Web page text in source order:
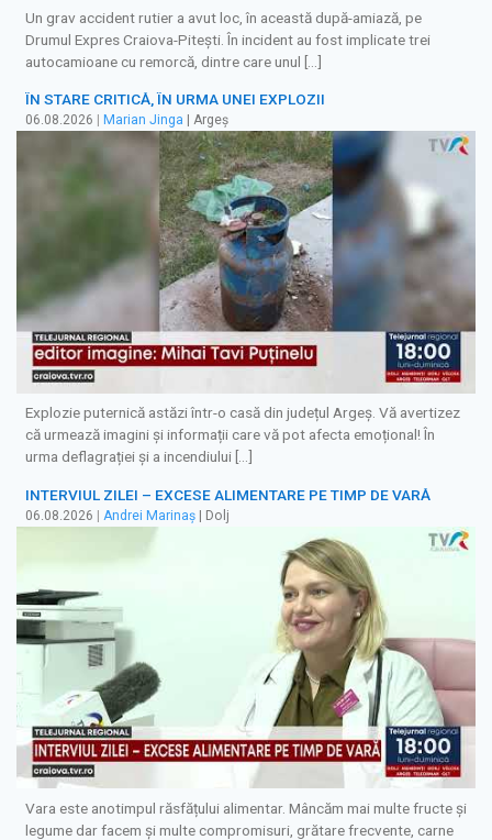
Un grav accident rutier a avut loc, în această după-amiază, pe
Drumul Expres Craiova-Pitești. În incident au fost implicate trei
autocamioane cu remorcă, dintre care unul […]
ÎN STARE CRITICĂ, ÎN URMA UNEI EXPLOZII
06.08.2026 Marian Jinga | Argeș
Explozie puternică astăzi într-o casă din județul Argeș. Vă avertizez
că urmează imagini și informații care vă pot afecta emoțional! În
urma deflagrației și a incendiului […]
INTERVIUL ZILEI – EXCESE ALIMENTARE PE TIMP DE VARĂ
06.08.2026 | Andrei Marinaș | Dolj
Vara este anotimpul răsfățului alimentar. Mâncăm mai multe fructe și
legume dar facem și multe compromisuri, grătare frecvente, carne